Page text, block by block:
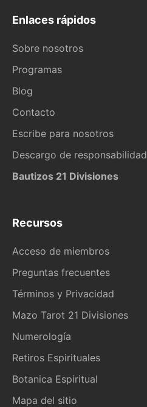
Enlaces rápidos
Sobre nosotros
Programas
Blog
Contacto
Escribe para nosotros
Descargo de responsabilidad
Bautizos 21 Divisiones
Recursos
Acceso de miembros
Preguntas frecuentes
Términos y Privacidad
Mazo Tarot 21 Divisiones
Numerología
Retiros Espirituales
Botanica Espiritual
Mapa del sitio